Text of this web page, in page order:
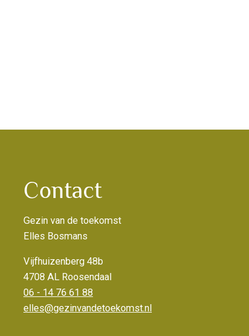
Contact
Gezin van de toekomst
Elles Bosmans
Vijfhuizenberg 48b
4708 AL Roosendaal
06 - 14 76 61 88
elles@gezinvandetoekomst.nl